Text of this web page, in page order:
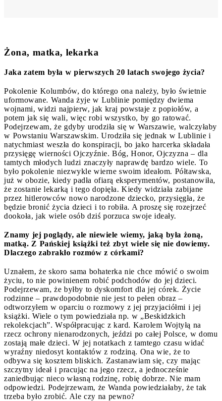
Żona, matka, lekarka
Jaka zatem była w pierwszych 20 latach swojego życia?
Pokolenie Kolumbów, do którego ona należy, było świetnie
uformowane. Wanda żyje w Lublinie pomiędzy dwiema
wojnami, widzi najpierw, jak kraj powstaje z popiołów, a
potem jak się wali, więc robi wszystko, by go ratować.
Podejrzewam, że gdyby urodziła się w Warszawie, walczyłaby
w Powstaniu Warszawskim. Urodziła się jednak w Lublinie i
natychmiast weszła do konspiracji, bo jako harcerka składała
przysięgę wierności Ojczyźnie. Bóg, Honor, Ojczyzna – dla
tamtych młodych ludzi znaczyły naprawdę bardzo wiele. To
było pokolenie niezwykle wierne swoim ideałom. Półtawska,
już w obozie, kiedy padła ofiarą eksperymentów, postanowiła,
że zostanie lekarką i tego dopięła. Kiedy widziała zabijane
przez hitlerowców nowo narodzone dziecko, przysięgła, że
będzie bronić życia dzieci i to robiła. A proszę się rozejrzeć
dookoła, jak wiele osób dziś porzuca swoje ideały.
Znamy jej poglądy, ale niewiele wiemy, jaką była żoną,
matką. Z Pańskiej książki też zbyt wiele się nie dowiemy.
Dlaczego zabrakło rozmów z córkami?
Uznałem, że skoro sama bohaterka nie chce mówić o swoim
życiu, to nie powinienem robić podchodów do jej dzieci.
Podejrzewam, że byłby to dyskomfort dla jej córek. Życie
rodzinne – prawdopodobnie nie jest to pełen obraz –
odtworzyłem w oparciu o rozmowy z jej przyjaciółmi i jej
książki. Wiele o tym powiedziała np. w „Beskidzkich
rekolekcjach”. Współpracując z kard. Karolem Wojtyłą na
rzecz ochrony nienarodzonych, jeździ po całej Polsce, w domu
zostają małe dzieci. W jej notatkach z tamtego czasu widać
wyraźny niedosyt kontaktów z rodziną. Ona wie, że to
odbywa się kosztem bliskich. Zastanawiam się, czy mając
szczytny ideał i pracując na jego rzecz, a jednocześnie
zaniedbując nieco własną rodzinę, robię dobrze. Nie mam
odpowiedzi. Podejrzewam, że Wanda powiedziałaby, że tak
trzeba było zrobić. Ale czy na pewno?